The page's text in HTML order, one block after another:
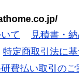
て
見積書・
特定商取引法に
費払い取引のご